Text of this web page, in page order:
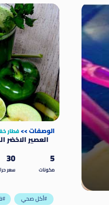
الوصفات>>فطار
العصير الاخضر
5
مكونات
30
سعر
أكل صحي# فطار خفيف#